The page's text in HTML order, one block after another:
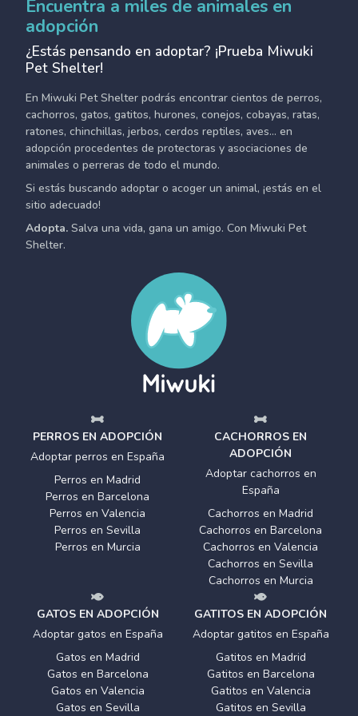
Encuentra a miles de animales en
adopción
¿Estás pensando en adoptar? ¡Prueba Miwuki
Pet Shelter!
En Miwuki Pet Shelter podrás encontrar cientos de perros,
cachorros, gatos, gatitos, hurones, conejos, cobayas, ratas,
ratones, chinchillas, jerbos, cerdos reptiles, aves... en
adopción procedentes de protectoras y asociaciones de
animales o perreras de todo el mundo.
Si estás buscando adoptar o acoger un animal, ¡estás en el
sitio adecuado!
Adopta. Salva una vida, gana un amigo. Con Miwuki Pet
Shelter.
PERROS EN ADOPCIÓN
Adoptar perros en España
Perros en Madrid
Perros en Barcelona
Perros en Valencia
Perros en Sevilla
Perros en Murcia
CACHORROS EN
ADOPCIÓN
Adoptar cachorros en
España
Cachorros en Madrid
Cachorros en Barcelona
Cachorros en Valencia
Cachorros en Sevilla
Cachorros en Murcia
GATOS EN ADOPCIÓN
Adoptar gatos en España
Gatos en Madrid
Gatos en Barcelona
Gatos en Valencia
Gatos en Sevilla
GATITOS EN ADOPCIÓN
Adoptar gatitos en España
Gatitos en Madrid
Gatitos en Barcelona
Gatitos en Valencia
Gatitos en Sevilla